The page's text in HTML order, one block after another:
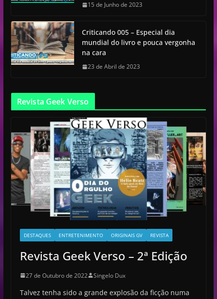
15 de Junho de 2023
Criticando 005 – Especial dia
mundial do livro e pouca vergonha
na cara
23 de Abril de 2023
Revista Geek Verso
DESTAQUES ENTRETENIMENTO ORIGINAIS GV REVISTA
Revista Geek Verso – 2ª Edição
27 de Outubro de 2022 Singelo Dux
Talvez tenha sido a grande explosão da ficção numa